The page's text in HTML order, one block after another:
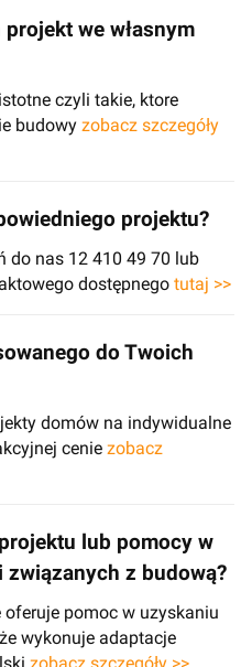
we własnym
czyli takie, ktore
budowy zobacz szczegóły
projektu?
do nas 12 410 49 70 lub
dostępnego tutaj >>
do Twoich
domów na indywidualne
cenie zobacz
lub pomocy w
z budową?
pomoc w uzyskaniu
wykonuje adaptacje